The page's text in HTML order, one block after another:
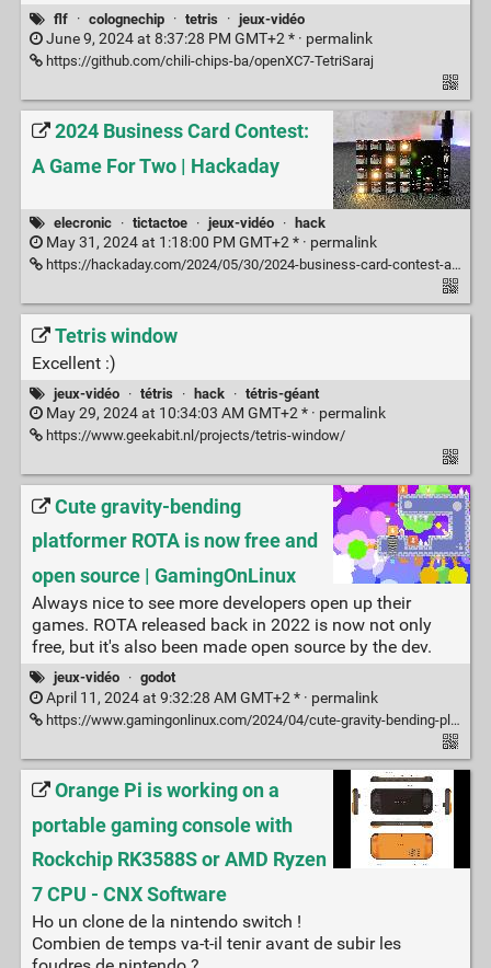
flf · colognechip · tetris · jeux-vidéo
June 9, 2024 at 8:37:28 PM GMT+2 * · permalink
https://github.com/chili-chips-ba/openXC7-TetriSaraj
2024 Business Card Contest:
A Game For Two | Hackaday
elecronic · tictactoe · jeux-vidéo · hack
May 31, 2024 at 1:18:00 PM GMT+2 * · permalink
https://hackaday.com/2024/05/30/2024-business-card-contest-a-game-for-two/
Tetris window
Excellent :)
jeux-vidéo · tétris · hack · tétris-géant
May 29, 2024 at 10:34:03 AM GMT+2 * · permalink
https://www.geekabit.nl/projects/tetris-window/
Cute gravity-bending
platformer ROTA is now free and
open source | GamingOnLinux
Always nice to see more developers open up their
games. ROTA released back in 2022 is now not only
free, but it's also been made open source by the dev.
jeux-vidéo · godot
April 11, 2024 at 9:32:28 AM GMT+2 * · permalink
https://www.gamingonlinux.com/2024/04/cute-gravity-bending-platformer-rota-is-now-free-and-open-source/
Orange Pi is working on a
portable gaming console with
Rockchip RK3588S or AMD Ryzen
7 CPU - CNX Software
Ho un clone de la nintendo switch !
Combien de temps va-t-il tenir avant de subir les